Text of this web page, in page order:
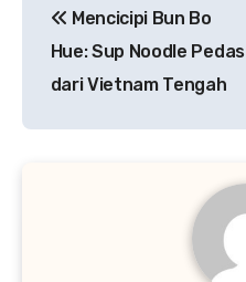
pos
Mencicipi Bun Bo
Hue: Sup Noodle Pedas
dari Vietnam Tengah